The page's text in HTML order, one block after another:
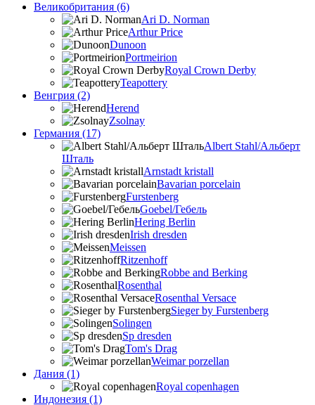
Великобритания (6)
Ari D. Norman
Arthur Price
Dunoon
Portmeirion
Royal Crown Derby
Teapottery
Венгрия (2)
Herend
Zsolnay
Германия (17)
Albert Stahl/Альбеpт
Шталь
Arnstadt kristall
Bavarian porcelain
Furstenberg
Goebel/Гебель
Hering Berlin
Irish dresden
Meissen
Ritzenhoff
Robbe and Berking
Rosenthal
Rosenthal Versace
Sieger by Furstenberg
Solingen
Sp dresden
Tom's Drag
Weimar porzellan
Дания (1)
Royal copenhagen
Индонезия (1)